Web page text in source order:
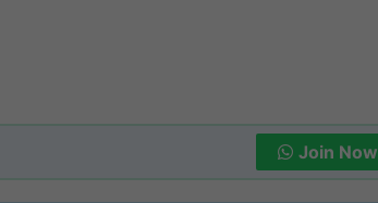
Join Now